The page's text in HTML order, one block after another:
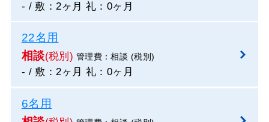
- / 敷：2ヶ月 礼：0ヶ月
22名用
相談(税別) 管理費：相談 (税別)
- / 敷：2ヶ月 礼：0ヶ月
6名用